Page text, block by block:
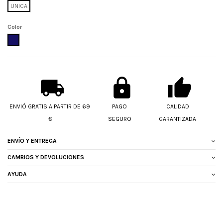
UNICA
Color
ENVIÓ GRATIS A PARTIR DE 69
€
PAGO
SEGURO
CALIDAD
GARANTIZADA
ENVÍO Y ENTREGA
CAMBIOS Y DEVOLUCIONES
AYUDA